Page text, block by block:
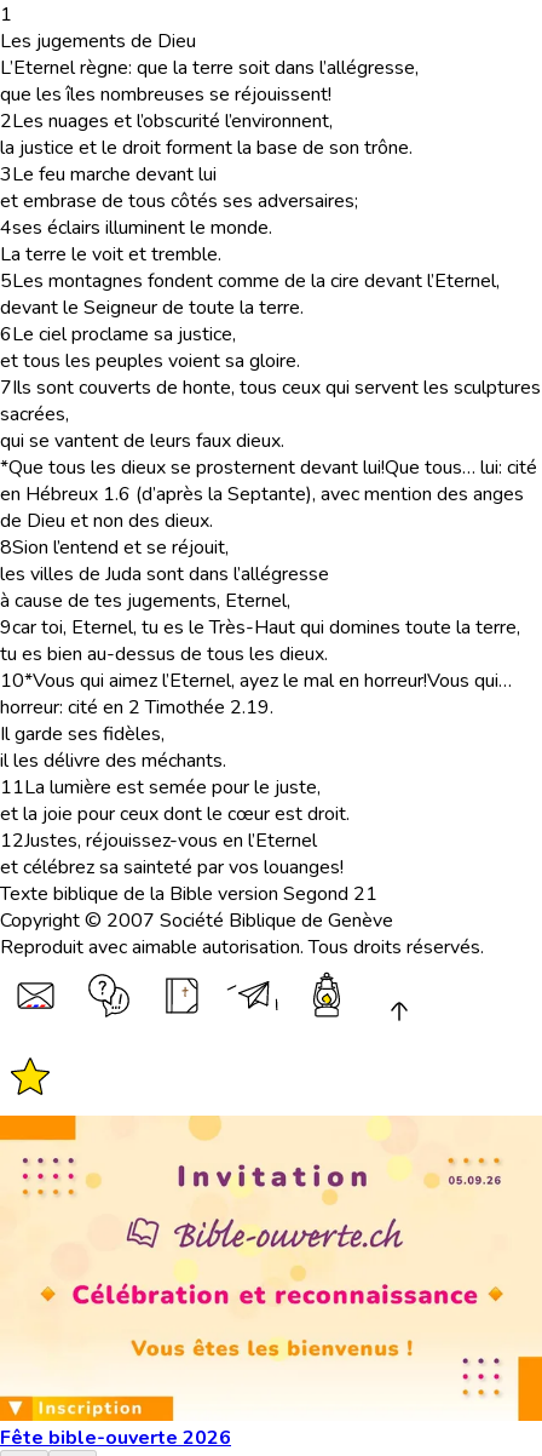
1
Les jugements de Dieu
L’Eternel règne: que la terre soit dans l’allégresse,
que les îles nombreuses se réjouissent!
2Les nuages et l’obscurité l’environnent,
la justice et le droit forment la base de son trône.
3Le feu marche devant lui
et embrase de tous côtés ses adversaires;
4ses éclairs illuminent le monde.
La terre le voit et tremble.
5Les montagnes fondent comme de la cire devant l’Eternel,
devant le Seigneur de toute la terre.
6Le ciel proclame sa justice,
et tous les peuples voient sa gloire.
7Ils sont couverts de honte, tous ceux qui servent les sculptures
sacrées,
qui se vantent de leurs faux dieux.
*Que tous les dieux se prosternent devant lui!Que tous… lui: cité
en Hébreux 1.6 (d’après la Septante), avec mention des anges
de Dieu et non des dieux.
8Sion l’entend et se réjouit,
les villes de Juda sont dans l’allégresse
à cause de tes jugements, Eternel,
9car toi, Eternel, tu es le Très-Haut qui domines toute la terre,
tu es bien au-dessus de tous les dieux.
10*Vous qui aimez l’Eternel, ayez le mal en horreur!Vous qui…
horreur: cité en 2 Timothée 2.19.
Il garde ses fidèles,
il les délivre des méchants.
11La lumière est semée pour le juste,
et la joie pour ceux dont le cœur est droit.
12Justes, réjouissez-vous en l’Eternel
et célébrez sa sainteté par vos louanges!
Texte biblique de la Bible version Segond 21
Copyright © 2007 Société Biblique de Genève
Reproduit avec aimable autorisation. Tous droits réservés.
Fête bible-ouverte 2026